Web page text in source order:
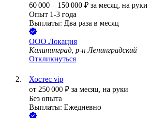
60 000 – 150 000 ₽ за месяц, на руки
Опыт 1-3 года
Выплаты: Два раза в месяц
ООО Локация
Калининград, р-н Ленинградский
Откликнуться
Хостес vip
от 250 000 ₽ за месяц, на руки
Без опыта
Выплаты: Ежедневно